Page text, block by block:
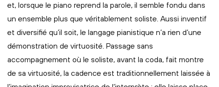
et, lorsque le piano reprend la parole, il semble fondu dans
un ensemble plus que véritablement soliste. Aussi inventif
et diversifié qu’il soit, le langage pianistique n’a rien d’une
démonstration de virtuosité. Passage sans
accompagnement où le soliste, avant la coda, fait montre
de sa virtuosité, la cadence est traditionnellement laissée à